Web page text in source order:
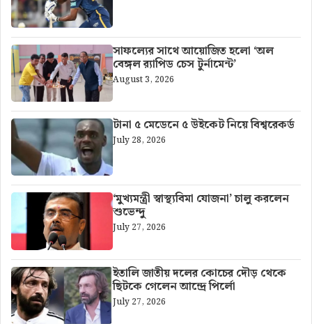
সাফল্যের সাথে আয়োজিত হলো ‘অল
বেঙ্গল র‍্যাপিড চেস টুর্নামেন্ট’
August 3, 2026
টানা ৫ মেডেনে ৫ উইকেট নিয়ে বিশ্বরেকর্ড
July 28, 2026
‘মুখ্যমন্ত্রী স্বাস্থ্যবিমা যোজনা’ চালু করলেন
শুভেন্দু
July 27, 2026
ইতালি জাতীয় দলের কোচের দৌড় থেকে
ছিটকে গেলেন আন্দ্রে পির্লো
July 27, 2026